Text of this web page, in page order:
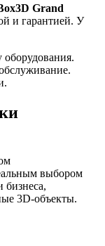
Grand
и гарантией. У
выбором
бизнеса,
3D-объекты.